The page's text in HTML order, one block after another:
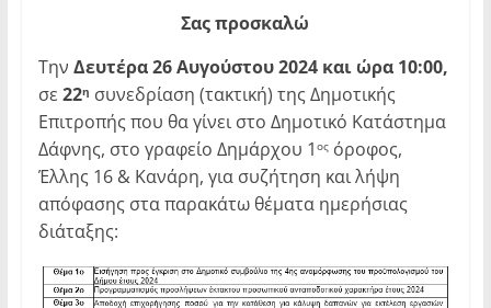
Σας προσκαλώ
Την Δευτέρα 26 Αυγούστου 2024 και ώρα 10:00,
σε 22η συνεδρίαση (τακτική) της Δημοτικής
Επιτροπής που θα γίνει στο Δημοτικό Κατάστημα
Δάφνης, στο γραφείο Δημάρχου 1 οςόροφος,
Έλλης 16 & Κανάρη, για συζήτηση και λήψη
απόφασης στα παρακάτω θέματα ημερήσιας
διάταξης: